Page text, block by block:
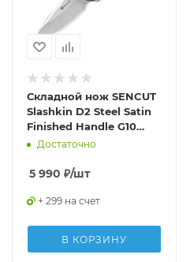
Складной нож SENCUT
Slashkin D2 Steel Satin
Finished Handle G10
Black
Достаточно
5 990 ₽/шт
+ 299 на счет
В КОРЗИНУ